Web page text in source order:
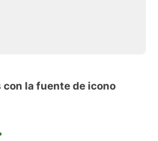
la fuente de icono